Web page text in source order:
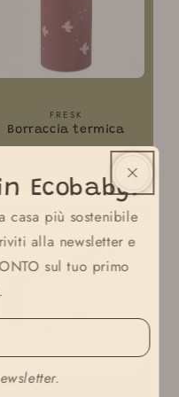
Fornitore:
FRESK
Borraccia termica
Prezzo
€29,90 EUR
Ecobaby!
casa più sostenibile
alla newsletter e
sul tuo primo